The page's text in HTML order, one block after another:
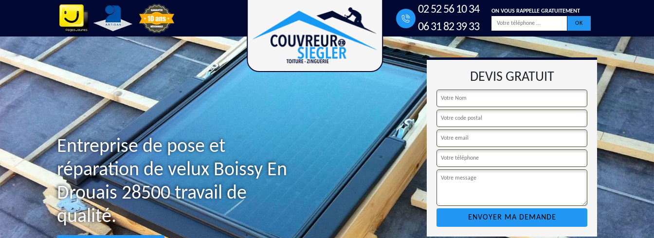
02 52 56 10 34
06 31 82 39 33
ON VOUS RAPPELLE GRATUITEMENT
Entreprise de pose et
réparation de velux Boissy En
Drouais 28500 travail de
qualité.
DEVIS GRATUIT